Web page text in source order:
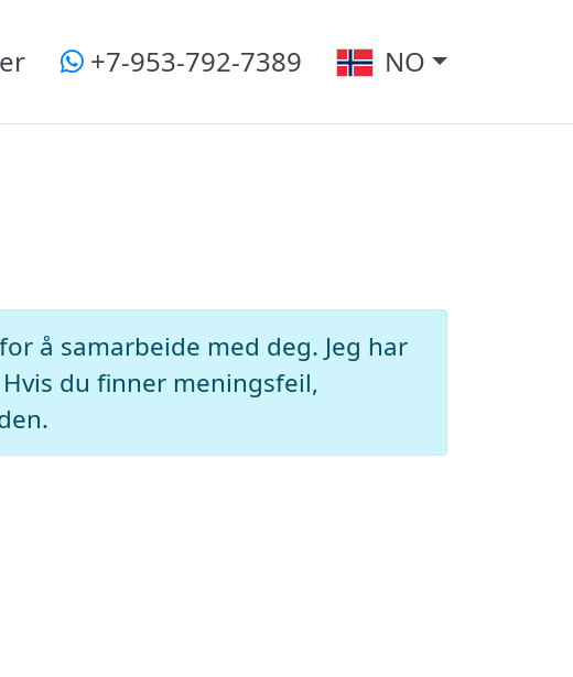
+7-953-792-7389 NO
å samarbeide med deg. Jeg har
du finner meningsfeil,